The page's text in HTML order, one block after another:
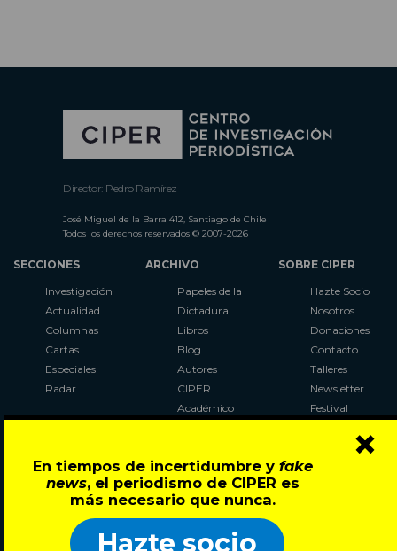
En tiempos de incertidumbre y fake
news, el periodismo de CIPER es
más necesario que nunca.
Hazte socio
×
Director: Pedro Ramírez
José Miguel de la Barra 412, Santiago de Chile
Todos los derechos reservados © 2007-2026
SECCIONES
Investigación
Actualidad
Columnas
Cartas
Especiales
Radar
ARCHIVO
Papeles de la
Dictadura
Libros
Blog
Autores
CIPER
Académico
Al Plebiscito
con CIPER
SOBRE CIPER
Hazte Socio
Nosotros
Donaciones
Contacto
Talleres
Newsletter
Festival